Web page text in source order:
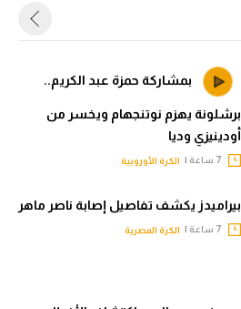
بمشاركة حمزة عبد الكريم..
برشلونة يهزم نوتنجهام ويخسر من
أودينيزي وديا
الكرة الأوروبية
بيراميدز يكشف تفاصيل إصابة ناصر ماهر
الكرة المصرية